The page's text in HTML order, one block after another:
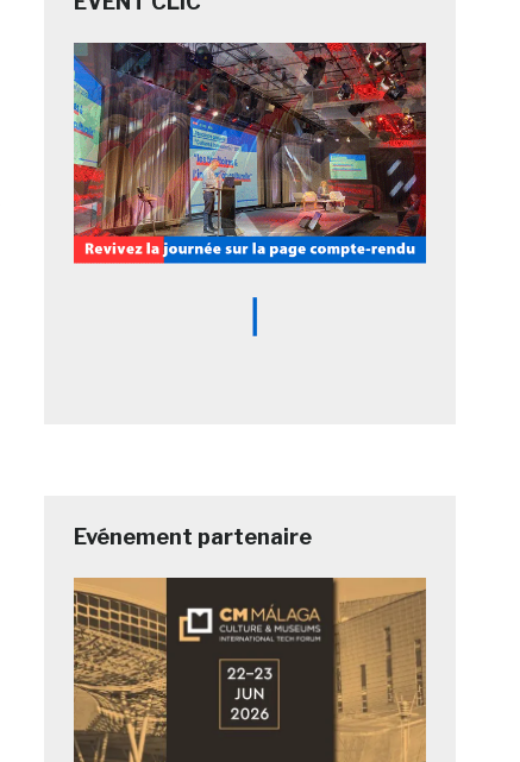
Evénement partenaire